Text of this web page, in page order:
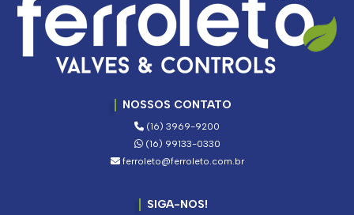
NOSSOS CONTATO
(16) 3969-9200
(16) 99133-0330
ferroleto@ferroleto.com.br
SIGA-NOS!